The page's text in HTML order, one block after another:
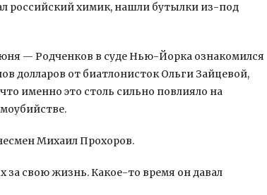
российский химик, нашли бутылки из-под
— Родченков в суде Нью-Йорка ознакомился
долларов от биатлонисток Ольги Зайцевой,
именно это столь сильно повлияло на
Михаил Прохоров.
за свою жизнь. Какое-то время он давал